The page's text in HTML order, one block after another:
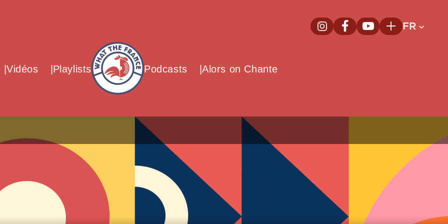
InstagramNouvelle fenêtre
FacebookNouvelle fenêtre
YoutubeNouvelle
PlusFR
Vidéos Playlists
What The France – Back to homepage
Podcasts Alors on Chante